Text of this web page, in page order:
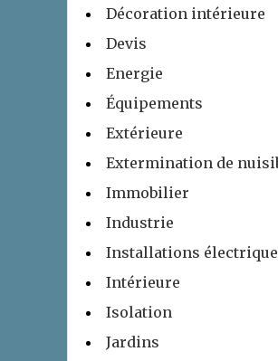
Décoration intérieure
Devis
Energie
Équipements
Extérieure
Extermination de
Immobilier
Industrie
Installations
Intérieure
Isolation
Jardins